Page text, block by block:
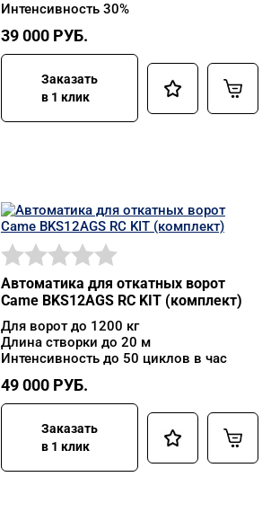
Интенсивность 30%
39 000 РУБ.
Заказать
в 1 клик
Автоматика для откатных ворот
Came BKS12AGS RC KIT (комплект)
Для ворот до 1200 кг
Длина створки до 20 м
Интенсивность до 50 циклов в час
49 000 РУБ.
Заказать
в 1 клик